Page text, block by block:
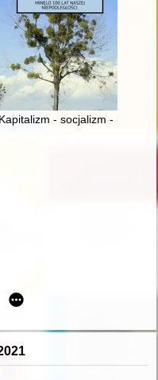
przyczynek do studium
Kapitalizm - socjalizm -